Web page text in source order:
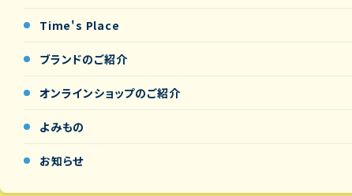
Time's Place
ブランドのご紹介
オンラインショップのご紹介
よみもの
お知らせ